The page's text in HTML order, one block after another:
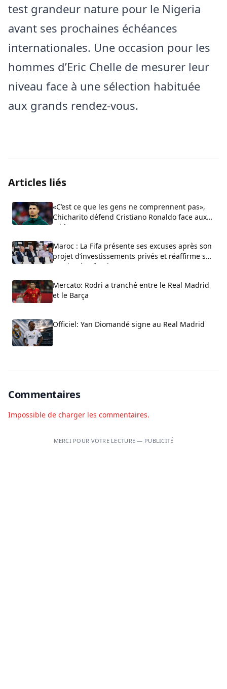
test grandeur nature pour le Nigeria
avant ses prochaines échéances
internationales. Une occasion pour les
hommes d’Eric Chelle de mesurer leur
niveau face à une sélection habituée
aux grands rendez-vous.
Articles liés
«C’est ce que les gens ne comprennent pas»,
Chicharito défend Cristiano Ronaldo face aux
critiques sur son arrogance
Maroc : La Fifa présente ses excuses après son
projet d’investissements privés et réaffirme son
soutien à Infantino
Mercato: Rodri a tranché entre le Real Madrid
et le Barça
Officiel: Yan Diomandé signe au Real Madrid
Commentaires
Impossible de charger les commentaires.
MERCI POUR VOTRE LECTURE — PUBLICITÉ